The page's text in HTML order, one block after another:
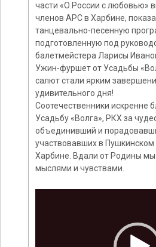
части «О России с любовью»
членов АРС в Харбине,
танцевально-песенную
подготовленную под
балетмейстера Ларисы
Ужин-фуршет от Усадьбы
салют стали ярким
удивительного дня!
Соотечественники искренне
Усадьбу «Волга», РКХ за
объединивший и
участвовавших в
Харбине. Вдали от Родины мы
мыслями и чувствами.